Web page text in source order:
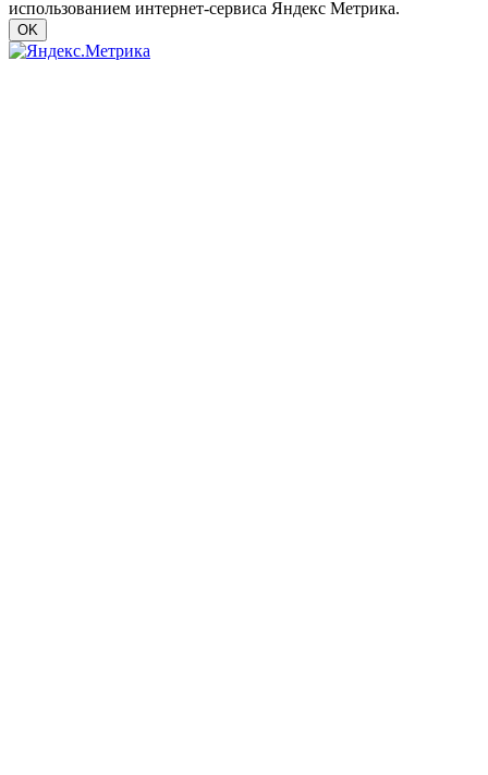
использованием интернет-сервиса Яндекс Метрика.
OK